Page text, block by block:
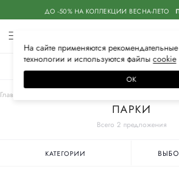
ДО -50% НА КОЛЛЕКЦИИ ВЕСНА-ЛЕТО
Всего 2 предложения
Главная
ПАРКИ
КАТЕГОРИИ
На сайте применяются рекомендательные
технологии и используются файлысооkiе
ОК